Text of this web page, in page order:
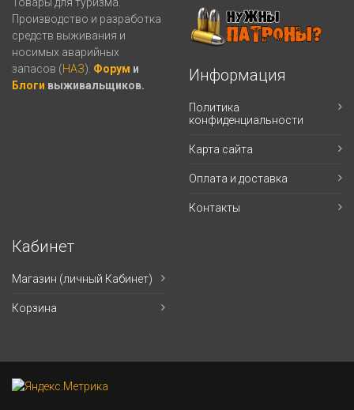
Производство и разработка
средств выживания и
носимых аварийных
запасов (НАЗ). Форум и
Блоги выживальщиков.
Информация
Политика
конфиденциальности
Карта сайта
Оплата и доставка
Контакты
Кабинет
Магазин (личный Кабинет)
Корзина